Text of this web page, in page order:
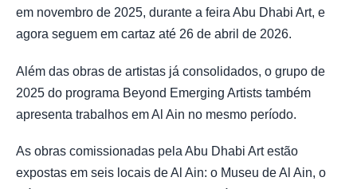
em novembro de 2025, durante a feira Abu Dhabi Art, e
agora seguem em cartaz até 26 de abril de 2026.
Além das obras de artistas já consolidados, o grupo de
2025 do programa Beyond Emerging Artists também
apresenta trabalhos em Al Ain no mesmo período.
As obras comissionadas pela Abu Dhabi Art estão
expostas em seis locais de Al Ain: o Museu de Al Ain, o